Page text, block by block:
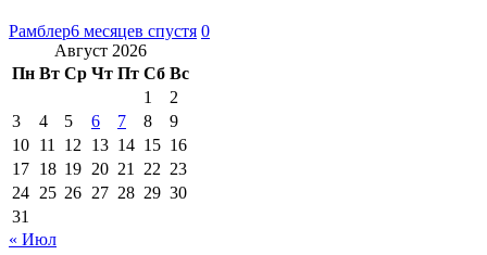
Рамблер6 месяцев спустя 0
Август 2026
Пн Вт Ср Чт Пт Сб Вс
1
2
3
4 5 6 7 8
9
10 11 12 13 14 15 16
17 18 19 20 21 22 23
24 25 26 27 28 29 30
31
« Июл